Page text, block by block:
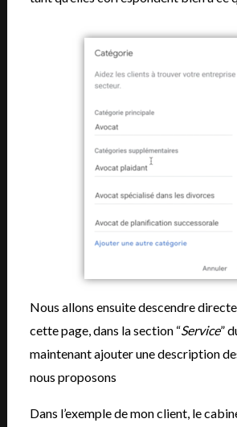
Nous allons ensuite descendre
cette page, dans la section “Service”
maintenant ajouter une description
nous proposons
Dans l’exemple de mon client, le